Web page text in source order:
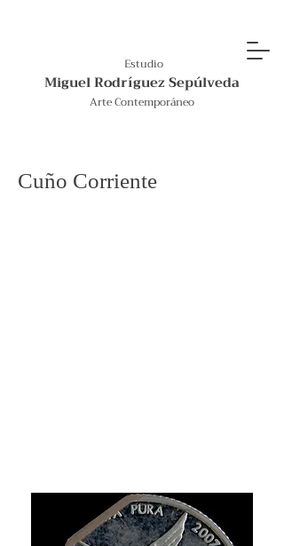
Estudio
Miguel Rodríguez Sepúlveda
Arte Contemporáneo
Cuño Corriente